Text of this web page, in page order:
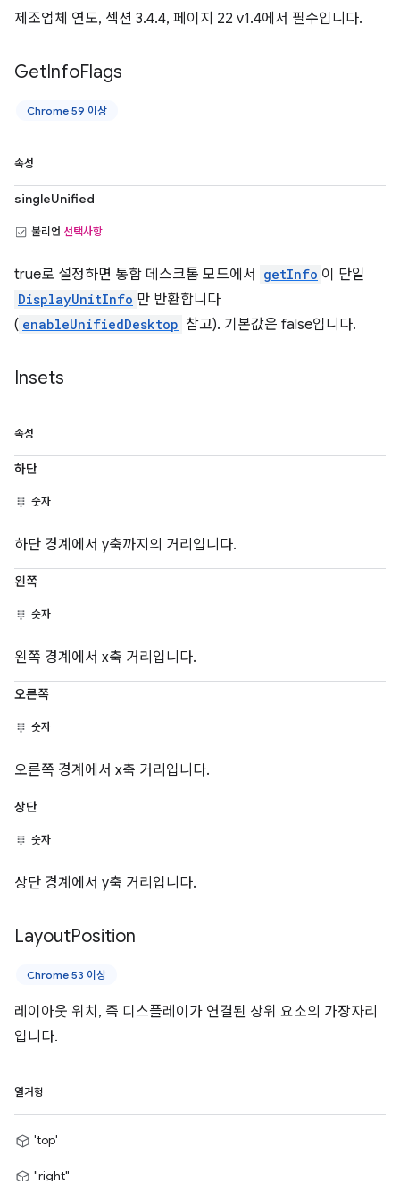
제조업체 연도, 섹션 3.4.4, 페이지 22 v1.4에서 필수입니다.
GetInfoFlags
Chrome 59 이상
속성
singleUnified
불리언 선택사항
true로 설정하면 통합 데스크톱 모드에서 getInfo 이 단일
DisplayUnitInfo 만 반환합니다
( enableUnifiedDesktop 참고). 기본값은 false입니다.
Insets
속성
하단
숫자
하단 경계에서 y축까지의 거리입니다.
왼쪽
숫자
왼쪽 경계에서 x축 거리입니다.
오른쪽
숫자
오른쪽 경계에서 x축 거리입니다.
상단
숫자
상단 경계에서 y축 거리입니다.
LayoutPosition
Chrome 53 이상
레이아웃 위치, 즉 디스플레이가 연결된 상위 요소의 가장자리
입니다.
열거형
'top'
"right"